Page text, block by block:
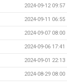
2024-09-12 09:57
2024-09-11 06:55
2024-09-07 08:00
2024-09-06 17:41
2024-09-01 22:13
2024-08-29 08:00